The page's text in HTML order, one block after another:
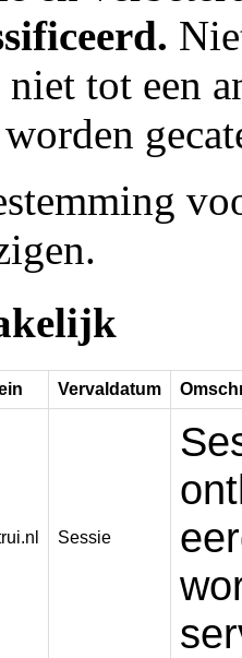
tot een
Vervaldatum
Sessie